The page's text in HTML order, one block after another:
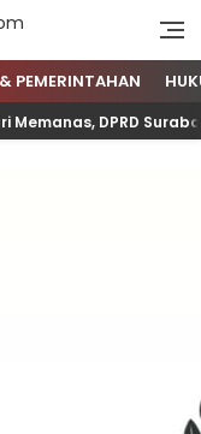
PEMERINTAHAN
Memanas, DPRD